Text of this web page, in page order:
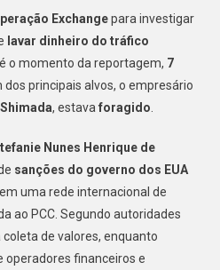
Da
PF
Prende
Secretária
Alvo
Sanção
Dos
EUA
Por
De
Exchangepara investigar
lavar dinheiro do tráfico
o momento da reportagem, 7
dos principais alvos, o empresário
, estava foragido
Nunes Henrique de
sanções do governo dos EUA
uma rede internacional de
ao PCC. Segundo autoridades
de valores, enquanto
operadores financeiros e